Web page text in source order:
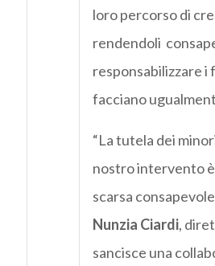
loro percorso di
rendendoli
responsabilizzare i
facciano
“La tutela dei
nostro intervento
scarsa
Nunzia Ciardi,
sancisce una